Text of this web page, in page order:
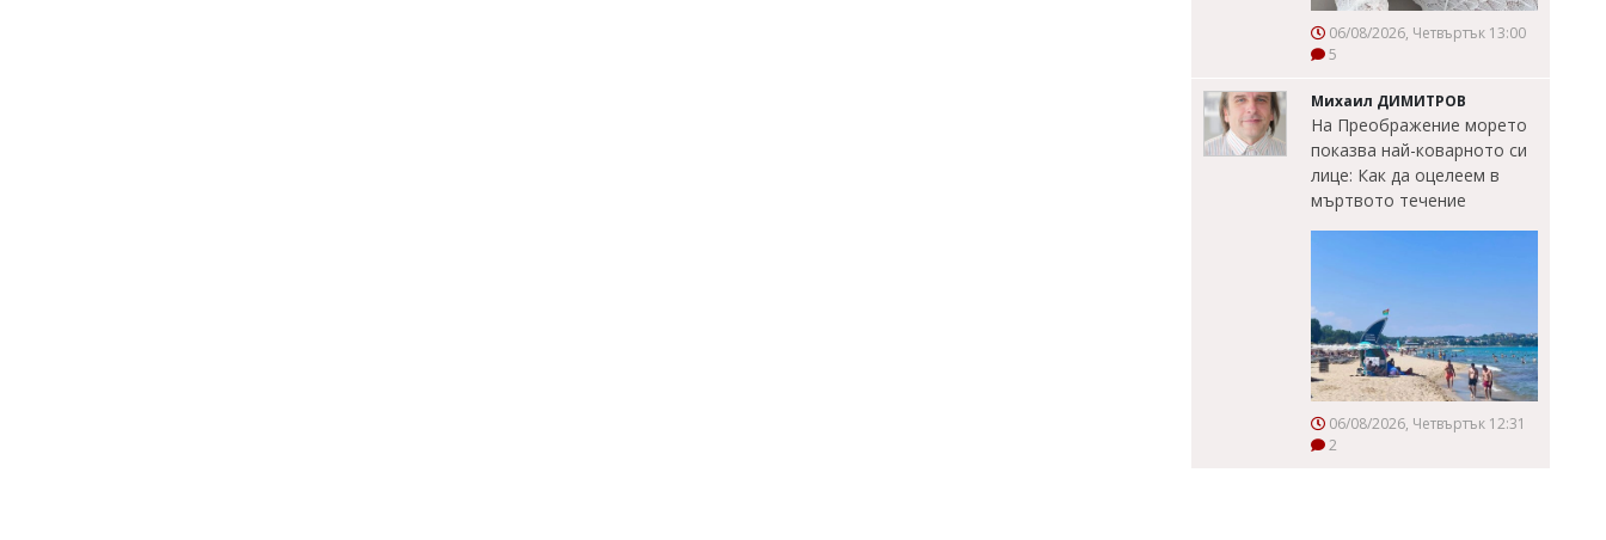
06/08/2026, Четвъртък 13:00
5
Михаил ДИМИТРОВ
На Преображение морето
показва най-коварното си
лице: Как да оцелеем в
мъртвото течение
06/08/2026, Четвъртък 12:31
2